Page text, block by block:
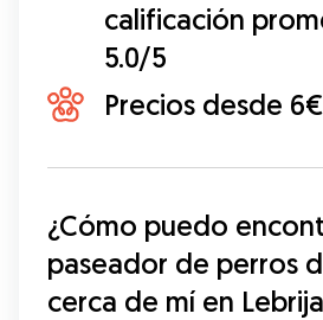
calificación
5.0/5
Precios desde
¿Cómo puedo
paseador de perros
cerca de mí en